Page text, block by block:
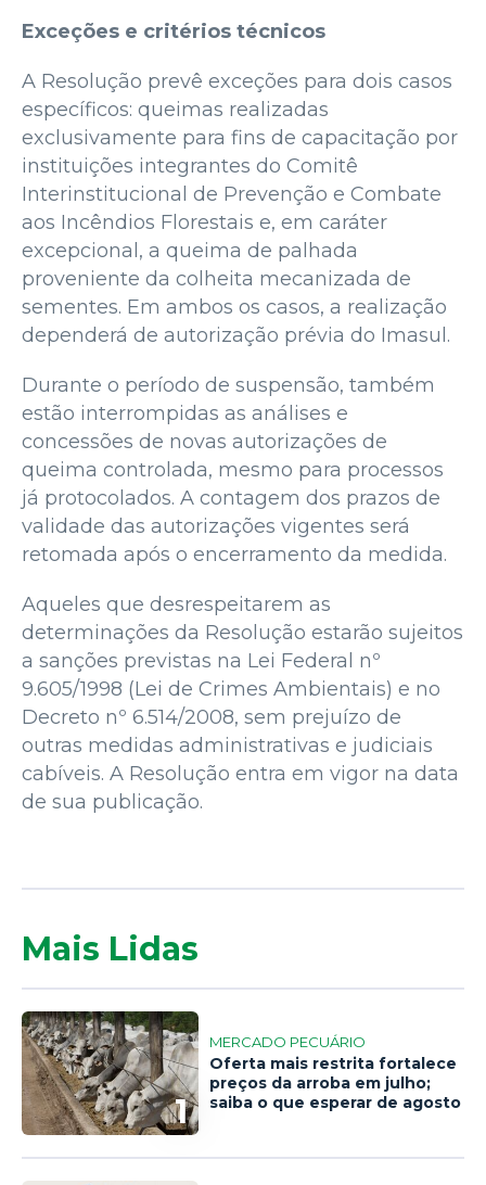
Exceções e critérios técnicos
A Resolução prevê exceções para dois casos
específicos: queimas realizadas
exclusivamente para fins de capacitação por
instituições integrantes do Comitê
Interinstitucional de Prevenção e Combate
aos Incêndios Florestais e, em caráter
excepcional, a queima de palhada
proveniente da colheita mecanizada de
sementes. Em ambos os casos, a realização
dependerá de autorização prévia do Imasul.
Durante o período de suspensão, também
estão interrompidas as análises e
concessões de novas autorizações de
queima controlada, mesmo para processos
já protocolados. A contagem dos prazos de
validade das autorizações vigentes será
retomada após o encerramento da medida.
Aqueles que desrespeitarem as
determinações da Resolução estarão sujeitos
a sanções previstas na Lei Federal nº
9.605/1998 (Lei de Crimes Ambientais) e no
Decreto nº 6.514/2008, sem prejuízo de
outras medidas administrativas e judiciais
cabíveis. A Resolução entra em vigor na data
de sua publicação.
Mais Lidas
1
MERCADO PECUÁRIO
Oferta mais restrita fortalece
preços da arroba em julho;
saiba o que esperar de agosto